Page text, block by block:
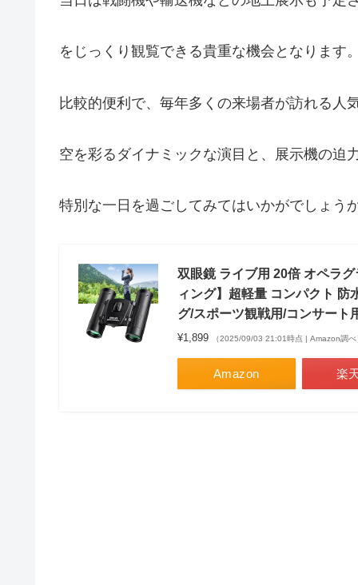
をじっくり観覧できる貴重な機会となります
比較的便利で、毎年多くの来場者が訪れる人
空を彩るダイナミックな演目と、展示機の迫
特別な一日を過ごしてみてはいかがでしょう
双眼鏡 ライブ用 20倍 オペラ
ィング】超軽量 コンパクト 防
グ/スポーツ観戦用/コンサート
¥1,899 （2025/09/03 21:01時点 | Amazon調べ
Amazon 楽